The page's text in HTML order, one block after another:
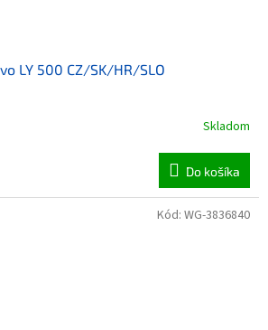
LY 500 CZ/SK/HR/SLO
Skladom
Do košíka
Kód: WG-3836840